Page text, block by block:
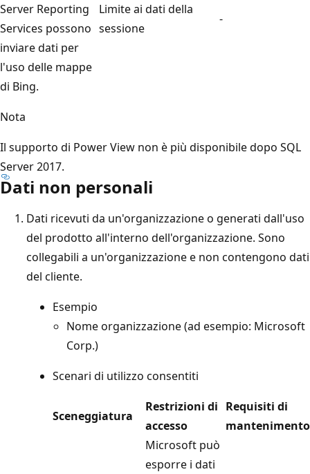
Server Reporting
Services possono
inviare dati per
l'uso delle mappe
di Bing.
Limite ai dati della
sessione
-
Nota
Il supporto di Power View non è più disponibile dopo SQL
Server 2017.
Dati non personali
Dati ricevuti da un'organizzazione o generati dall'uso
del prodotto all'interno dell'organizzazione. Sono
collegabili a un'organizzazione e non contengono dati
del cliente.
Esempio
Nome organizzazione (ad esempio: Microsoft
Corp.)
Scenari di utilizzo consentiti
Sceneggiatura
Restrizioni di
accesso
Requisiti di
mantenimento
Microsoft può
esporre i dati